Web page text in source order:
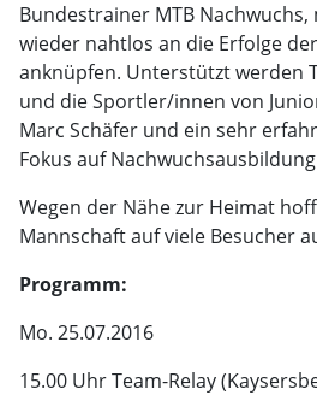
Bundestrainer MTB Nachwuchs,
wieder nahtlos an die Erfolge
anknüpfen. Unterstützt werden
und die Sportler/innen von
Marc Schäfer und ein sehr
Fokus auf
Wegen der Nähe zur Heimat
Mannschaft auf viele Besucher
Programm:
Mo. 25.07.2016
15.00 Uhr Team-Relay